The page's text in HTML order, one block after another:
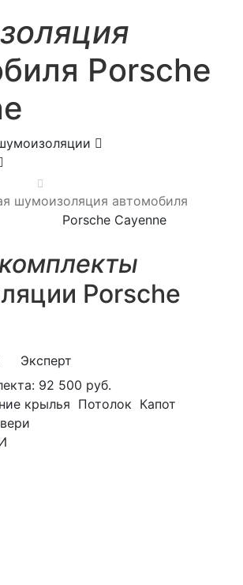
Porsche
шумоизоляция автомобиля
Porsche Cayenne
Porsche
Эксперт
92 500 руб.
крылья Потолок Капот